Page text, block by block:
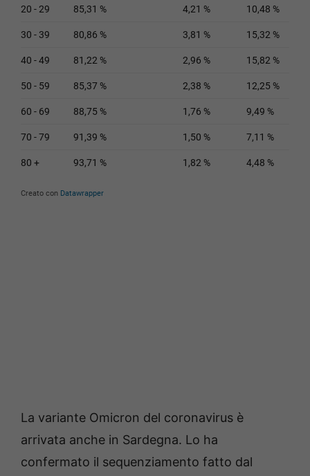
La variante Omicron del coronavirus è
arrivata anche in Sardegna. Lo ha
confermato il sequenziamento fatto dal